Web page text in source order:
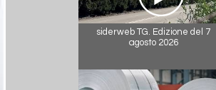
siderweb TG. Edizione del 7
agosto 2026